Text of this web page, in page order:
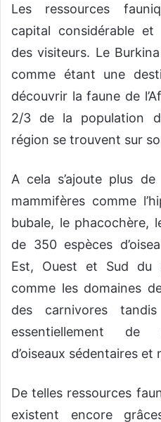
Les ressources
capital considérable
des visiteurs. Le
comme étant une
découvrir la faune de
2/3 de la population
région se trouvent sur
A cela s’ajoute plus
mammifères comme
bubale, le phacochère,
de 350 espèces
Est, Ouest et Sud du
comme les domaines
des carnivores
essentiellement de
d’oiseaux sédentaires et
De telles ressources
existent encore